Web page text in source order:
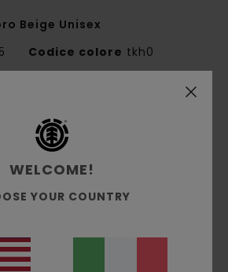
Beige Unisex
Codice colore tkh0
Nature
piatte 1x1
110 g
naturale, toppa in rilievo
taglia unica
WELCOME!
YOUR COUNTRY